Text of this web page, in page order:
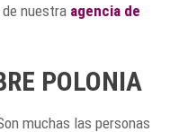
nuestra agencia de
POLONIA
muchas las personas